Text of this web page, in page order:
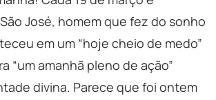
José, homem que fez do sonho
em um “hoje cheio de medo”
“um amanhã pleno de ação”
divina. Parece que foi ontem